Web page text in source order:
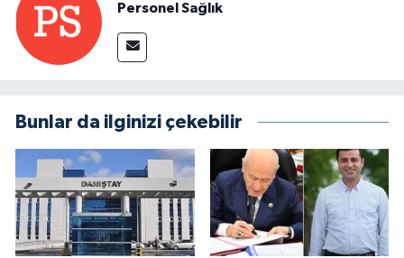
Personel Sağlık
Bunlar da ilginizi çekebilir